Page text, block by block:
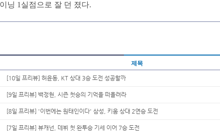
닝 1실점으로 잘 던 졌다.
제목
[10일 프리뷰] 허윤동, KT 상대 3승 도전 성공할까
[9일 프리뷰] 백정현, 시즌 첫승의 기억을 떠올려라
[8일 프리뷰] '이번에는 원태인이다' 삼성, 키움 상대 2연승 도전
[7일 프리뷰] 뷰캐넌, 데뷔 첫 완투승 기세 이어 7승 도전